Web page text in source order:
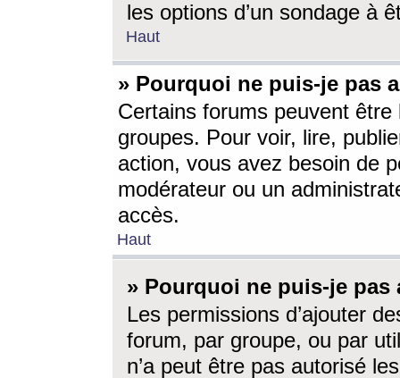
les options d’un sondage à
Haut
» Pourquoi ne puis-je pas
Certains forums peuvent être
groupes. Pour voir, lire,
action, vous avez besoin de
modérateur ou un
accès.
Haut
» Pourquoi ne puis-je
Les permissions d’ajouter
forum, par groupe, ou par
n’a peut être pas autorisé